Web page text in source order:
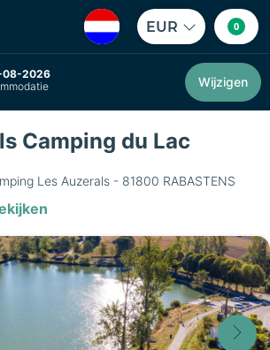
EUR 0
2026
Wijzigen
Camping du Lac
Les Auzerals - 81800 RABASTENS